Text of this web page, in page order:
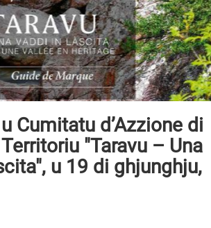
Cumitatu d’Azzione di
"Taravu – Una
u 19 di ghjunghju,